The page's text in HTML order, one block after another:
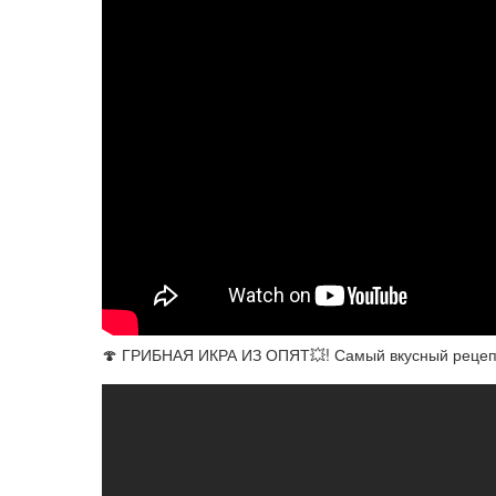
🍄 ГРИБНАЯ ИКРА ИЗ ОПЯТ💥! Самый вкусный